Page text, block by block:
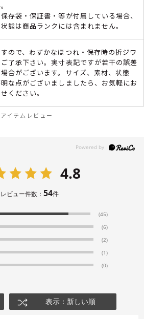
存袋・保証書・等が付属している場合、
態は商品ランクには含まれません。
ので、わずかなほつれ・保存時の折ジワ
了承下さい。実寸表記ですが若干の誤差
合がございます。サイズ、素材、状態
な点がございましましたら、お気軽にお
ください。
アイテムレビュー
4.8
レビュー件数： 54件
(45)
(6)
(2)
(1)
(0)
表示：新しい順